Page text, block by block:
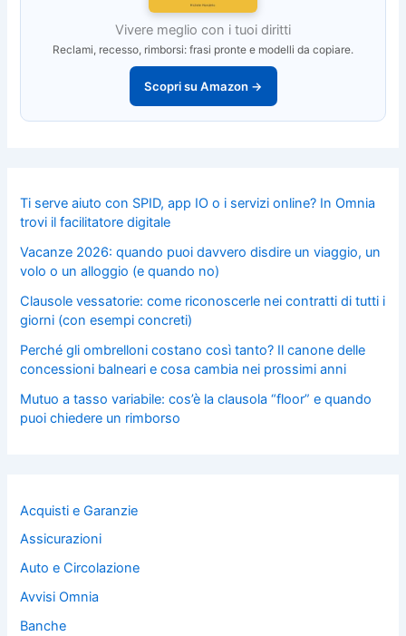
Vivere meglio con i tuoi diritti
Reclami, recesso, rimborsi: frasi pronte e modelli da copiare.
Scopri su Amazon →
Ti serve aiuto con SPID, app IO o i servizi online? In Omnia
trovi il facilitatore digitale
Vacanze 2026: quando puoi davvero disdire un viaggio, un
volo o un alloggio (e quando no)
Clausole vessatorie: come riconoscerle nei contratti di tutti i
giorni (con esempi concreti)
Perché gli ombrelloni costano così tanto? Il canone delle
concessioni balneari e cosa cambia nei prossimi anni
Mutuo a tasso variabile: cos’è la clausola “floor” e quando
puoi chiedere un rimborso
Acquisti e Garanzie
Assicurazioni
Auto e Circolazione
Avvisi Omnia
Banche